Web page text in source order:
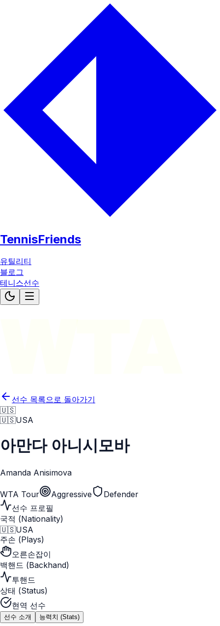
TennisFriends
유틸리티
블로그
테니스선수
선수 목록으로 돌아가기
🇺🇸
🇺🇸USA
아만다 아니시모바
Amanda Anisimova
WTA Tour Aggressive
Defender
선수 프로필
국적 (Nationality)
🇺🇸USA
주손 (Plays)
오른손잡이
백핸드 (Backhand)
투핸드
상태 (Status)
현역 선수
선수 소개 능력치 (Stats)